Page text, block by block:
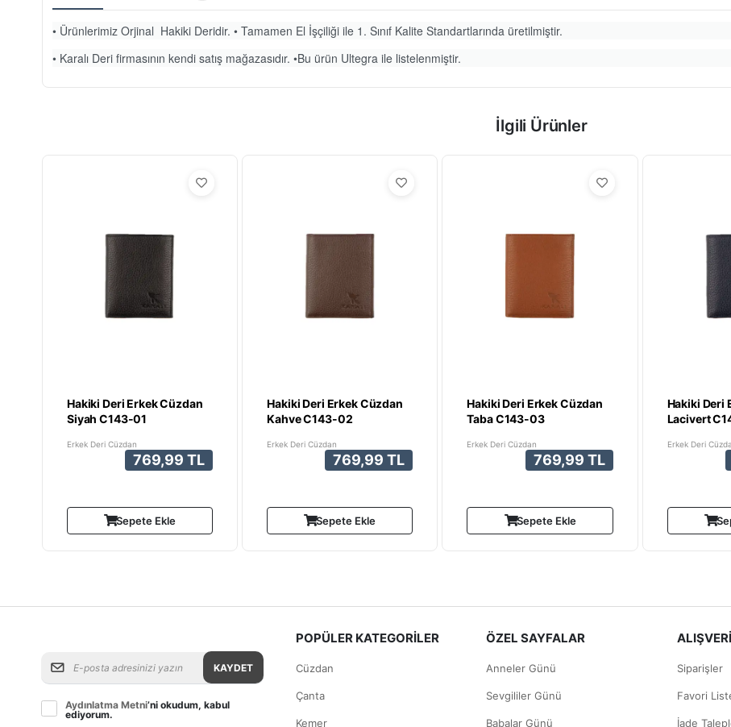
• Ürünlerimiz Orjinal Hakiki Deridir. • Tamamen El İşçiliği ile 1. Sınıf Kalite Standartlarında üretilmiştir.
• Karalı Deri firmasının kendi satış mağazasıdır. •Bu ürün Ultegra ile listelenmiştir.
İlgili Ürünler
Hakiki Deri Erkek Cüzdan
Siyah C143-01
Erkek Deri Cüzdan
769,99 TL
Sepete Ekle
Hakiki Deri Erkek Cüzdan
Kahve C143-02
Erkek Deri Cüzdan
769,99 TL
Sepete Ekle
Hakiki Deri Erkek Cüzdan
Taba C143-03
Erkek Deri Cüzdan
769,99 TL
Sepete Ekle
Hakiki Deri
Lacivert
Erkek Deri
POPÜLER KATEGORİLER
Cüzdan
Çanta
Kemer
ÖZEL SAYFALAR
Anneler Günü
Sevgililer Günü
Babalar Günü
Siparişler
Favori
İade
KAYDET
Aydınlatma Metni’ni okudum, kabul
ediyorum.